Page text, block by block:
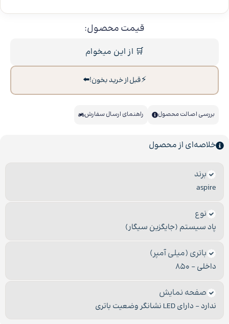
خلاصه‌ای از محصول
برند
aspire
نوع
پاد سیستم (جایگزین سیگار)
باتری (میلی آمپر)
داخلی – 850
صفحه نمایش
ندارد – دارای LED نشانگر وضعیت باتری
قیمت محصول:
🛒 از این میخوام
⚡قبل از خرید بخون!⬅️
بررسی اصالت محصول راهنمای ارسال سفارش